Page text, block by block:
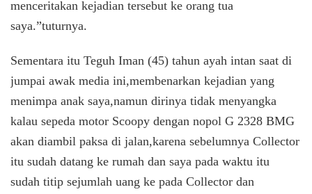
menceritakan kejadian tersebut ke orang tua
saya.”tuturnya.
Sementara itu Teguh Iman (45) tahun ayah intan saat di
jumpai awak media ini,membenarkan kejadian yang
menimpa anak saya,namun dirinya tidak menyangka
kalau sepeda motor Scoopy dengan nopol G 2328 BMG
akan diambil paksa di jalan,karena sebelumnya Collector
itu sudah datang ke rumah dan saya pada waktu itu
sudah titip sejumlah uang ke pada Collector dan